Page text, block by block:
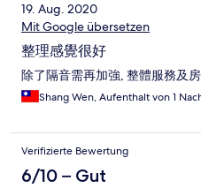
19. Aug. 2020
Mit Google übersetzen
整理感覺很好
除了隔音需再加強, 整體服務及
Shang Wen, Aufenthalt von 1
Verifizierte Bewertung
6/10 – Gut